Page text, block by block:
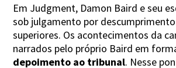
Em Judgment, Damon Baird e seu
sob julgamento por
superiores. Os acontecimentos da
narrados pelo próprio Baird em
depoimento ao tribunal. Nesse